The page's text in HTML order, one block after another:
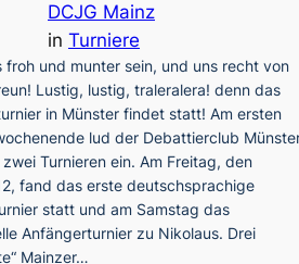
DCJG Mainz
in Turniere
froh und munter sein, und uns recht von
Lustig, lustig, traleralera! denn das
in Münster findet statt! Am ersten
lud der Debattierclub
Turnieren ein. Am Freitag, den
fand das erste deutschsprachige
statt und am Samstag das
Anfängerturnier zu Nikolaus. Drei
Mainzer…